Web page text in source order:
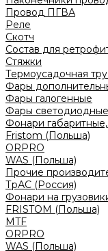
Провод ПГВА
Реле
Скотч
Состав для
Стяжки
Термоусадочная
Фары
Фары галогенные
Фары светодиодные
Фонари
Fristom (Польша)
ORPRO
WAS (Польша)
Прочие
ТрАС (Россия)
Фонари на
FRISTOM (Польша)
MTF
ORPRO
WAS (Польша)